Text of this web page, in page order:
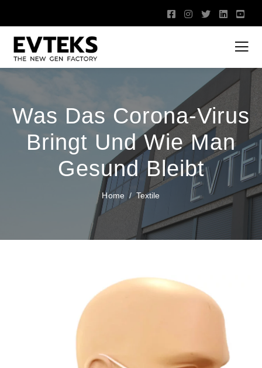
Was Das Corona-Virus
Bringt Und Wie Man
Gesund Bleibt
Home Textile